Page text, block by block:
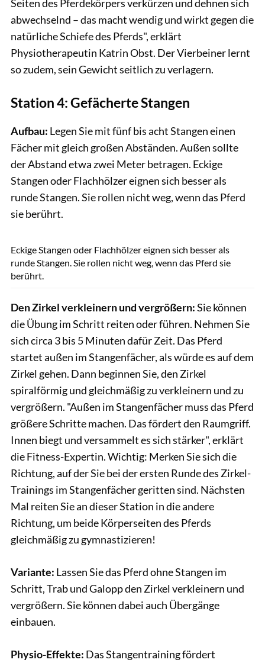
Seiten des Pferdekörpers verkürzen und dehnen sich
abwechselnd – das macht wendig und wirkt gegen die
natürliche Schiefe des Pferds", erklärt
Physiotherapeutin Katrin Obst. Der Vierbeiner lernt
so zudem, sein Gewicht seitlich zu verlagern.
Station 4: Gefächerte Stangen
Aufbau: Legen Sie mit fünf bis acht Stangen einen
Fächer mit gleich großen Abständen. Außen sollte
der Abstand etwa zwei Meter betragen. Eckige
Stangen oder Flachhölzer eignen sich besser als
runde Stangen. Sie rollen nicht weg, wenn das Pferd
sie berührt.
Eckige Stangen oder Flachhölzer eignen sich besser als
runde Stangen. Sie rollen nicht weg, wenn das Pferd sie
berührt.
Den Zirkel verkleinern und vergrößern:Sie können
die Übung im Schritt reiten oder führen. Nehmen Sie
sich circa 3 bis 5 Minuten dafür Zeit. Das Pferd
startet außen im Stangenfächer, als würde es auf dem
Zirkel gehen. Dann beginnen Sie, den Zirkel
spiralförmig und gleichmäßig zu verkleinern und zu
vergrößern. "Außen im Stangenfächer muss das Pferd
größere Schritte machen. Das fördert den Raumgriff.
Innen biegt und versammelt es sich stärker", erklärt
die Fitness-Expertin. Wichtig: Merken Sie sich die
Richtung, auf der Sie bei der ersten Runde des Zirkel-
Trainings im Stangenfächer geritten sind. Nächsten
Mal reiten Sie an dieser Station in die andere
Richtung, um beide Körperseiten des Pferds
gleichmäßig zu gymnastizieren!
Variante: Lassen Sie das Pferd ohne Stangen im
Schritt, Trab und Galopp den Zirkel verkleinern und
vergrößern. Sie können dabei auch Übergänge
einbauen.
Physio-Effekte: Das Stangentraining fördert